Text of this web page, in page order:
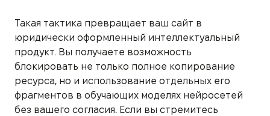
Такая тактика превращает ваш сайт в
юридически оформленный интеллектуальный
продукт. Вы получаете возможность
блокировать не только полное копирование
ресурса, но и использование отдельных его
фрагментов в обучающих моделях нейросетей
без вашего согласия. Если вы стремитесь